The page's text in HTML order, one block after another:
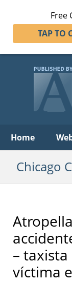
Free
TAP TO
Home
Chicago
– taxista
víctima